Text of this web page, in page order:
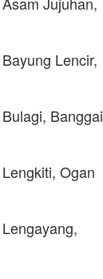
Lencir,
Banggai
Ogan